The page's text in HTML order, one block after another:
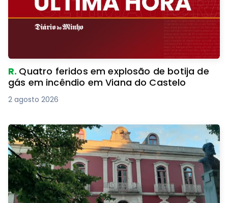
R. Quatro feridos em explosão de botija de
gás em incêndio em Viana do Castelo
2 agosto 2026